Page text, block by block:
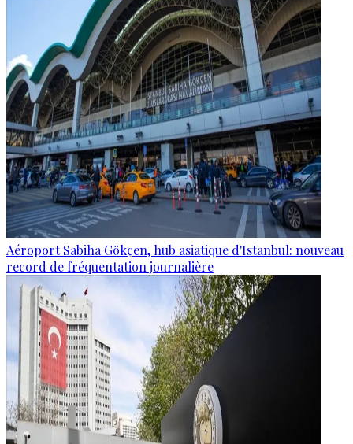
Aéroport Sabiha Gökçen, hub asiatique d'Istanbul: nouveau
record de fréquentation journalière